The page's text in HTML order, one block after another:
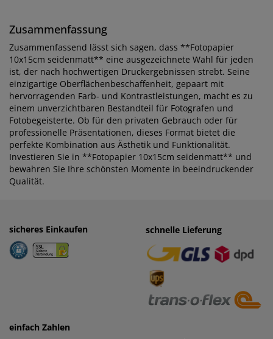
Zusammenfassung
Zusammenfassend lässt sich sagen, dass **Fotopapier
10x15cm seidenmatt** eine ausgezeichnete Wahl für jeden
ist, der nach hochwertigen Druckergebnissen strebt. Seine
einzigartige Oberflächenbeschaffenheit, gepaart mit
hervorragenden Farb- und Kontrastleistungen, macht es zu
einem unverzichtbaren Bestandteil für Fotografen und
Fotobegeisterte. Ob für den privaten Gebrauch oder für
professionelle Präsentationen, dieses Format bietet die
perfekte Kombination aus Ästhetik und Funktionalität.
Investieren Sie in **Fotopapier 10x15cm seidenmatt** und
bewahren Sie Ihre schönsten Momente in beeindruckender
Qualität.
sicheres Einkaufen einfaches Zahlen
· Rechnung
· Vorkasse
schnelle Lieferung
einfach Zahlen